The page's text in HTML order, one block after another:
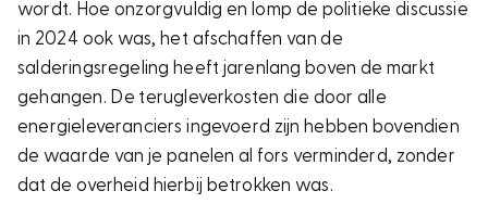
wordt. Hoe onzorgvuldig en lomp de politieke discussie
in 2024 ook was, het afschaffen van de
salderingsregeling heeft jarenlang boven de markt
gehangen. De terugleverkosten die door alle
energieleveranciers ingevoerd zijn hebben bovendien
de waarde van je panelen al fors verminderd, zonder
dat de overheid hierbij betrokken was.